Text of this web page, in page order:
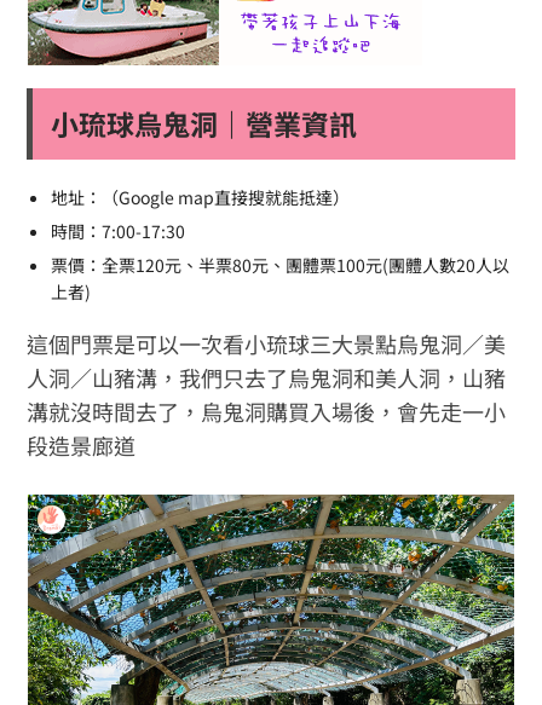
小琉球烏鬼洞｜營業資訊
地址：（Google map直接搜就能抵達）
時間：7:00-17:30
票價：全票120元、半票80元、團體票100元(團體人數20人以
上者)
這個門票是可以一次看小琉球三大景點烏鬼洞／美
人洞／山豬溝，我們只去了烏鬼洞和美人洞，山豬
溝就沒時間去了，烏鬼洞購買入場後，會先走一小
段造景廊道